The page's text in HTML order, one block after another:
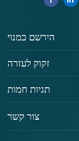
הירשם כמנוי
זקוק לעזרה
תגיות חמות
צור קשר